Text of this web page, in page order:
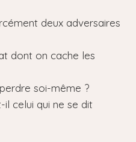
deux adversaires
dont on cache les
soi-même ?
il celui qui ne se dit